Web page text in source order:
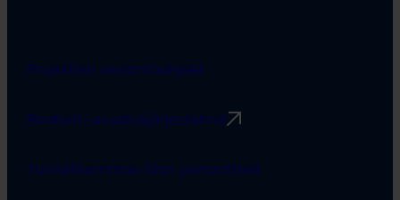
Projektien viestintäohjeet
Rimbert-avustusjärjestelmä
Turvallisemman tilan periaatteet